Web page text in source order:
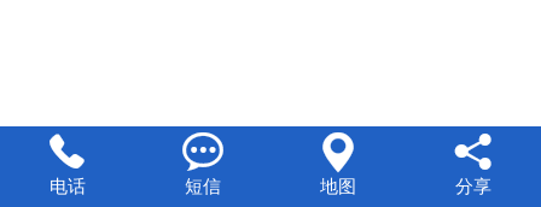

电话

短信

地图

分享